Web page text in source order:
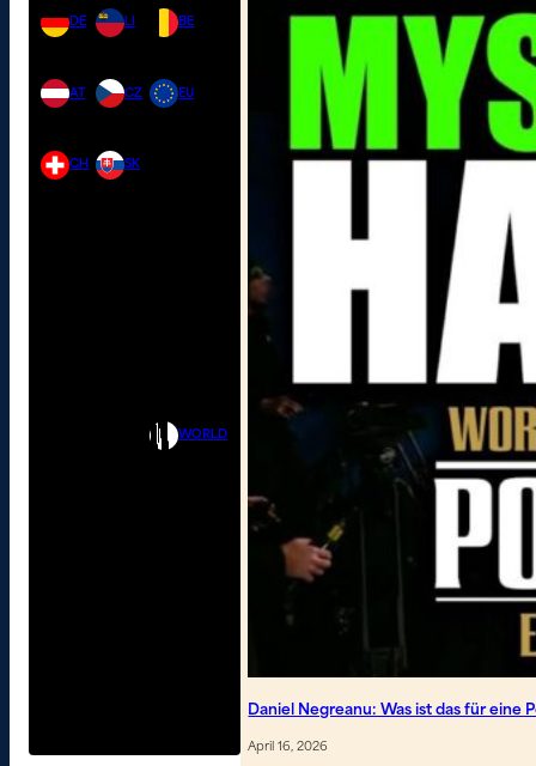
DE
AT
CH
LI
CZ
SK
BE
EU
WORLD
Daniel Negreanu: Was ist das für eine
April 16, 2026